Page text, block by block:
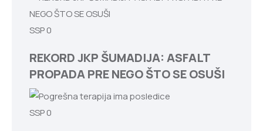
SSP0
REKORD JKP ŠUMADIJA: ASFALT
PROPADA PRE NEGO ŠTO SE OSUŠI
SSP0